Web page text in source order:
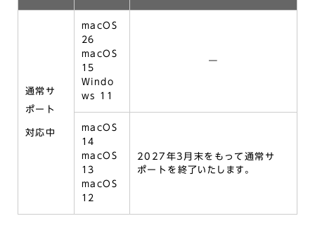
通常サ
ポート
対応中
macOS
26
macOS
15
Windo
ws 11
―
macOS
14
macOS
13
macOS
12
2027年3月末をもって通常サ
ポートを終了いたします。